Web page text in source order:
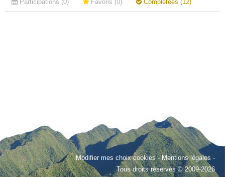
Participations (0) Favoris (0) Complétées (12)
Modifier mes choix cookies-Mentions légales -
Tous droits réservés © 2009-2026